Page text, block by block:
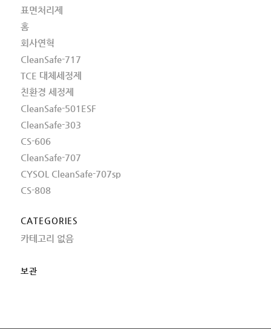
표면처리제
홈
회사연혁
CleanSafe-717
TCE 대체세정제
친환경 세정제
CleanSafe-501ESF
CleanSafe-303
CS-606
CleanSafe-707
CYSOL CleanSafe-707sp
CS-808
CATEGORIES
카테고리 없음
보관